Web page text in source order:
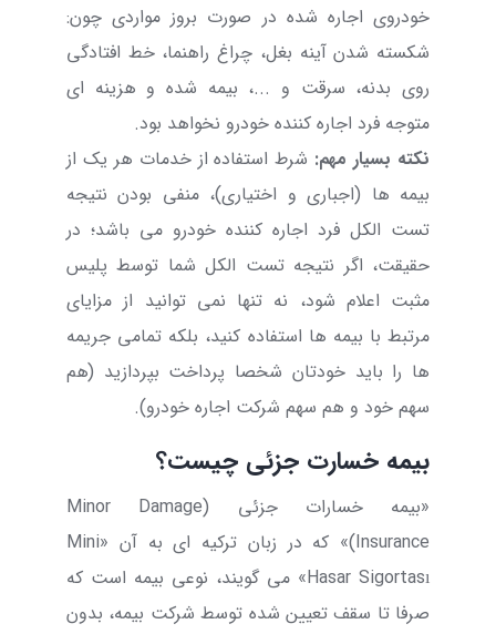
خودروی اجاره شده در صورت بروز مواردی چون:
شکسته شدن آینه بغل، چراغ راهنما، خط افتادگی
روی بدنه، سرقت و ...، بیمه شده و هزینه ای
متوجه فرد اجاره کننده خودرو نخواهد بود.
نکته بسیار مهم: شرط استفاده از خدمات هر یک از
بیمه ها (اجباری و اختیاری)، منفی بودن نتیجه
تست الکل فرد اجاره کننده خودرو می باشد؛ در
حقیقت، اگر نتیجه تست الکل شما توسط پلیس
مثبت اعلام شود، نه تنها نمی توانید از مزایای
مرتبط با بیمه ها استفاده کنید، بلکه تمامی جریمه
ها را باید خودتان شخصا پرداخت بپردازید (هم
سهم خود و هم سهم شرکت اجاره خودرو).
بیمه خسارت جزئی چیست؟
«بیمه خسارات جزئی (Minor Damage
Insurance)» که در زبان ترکیه ای به آن «Mini
Hasar Sigortası» می گویند، نوعی بیمه است که
صرفا تا سقف تعیین شده توسط شرکت بیمه، بدون